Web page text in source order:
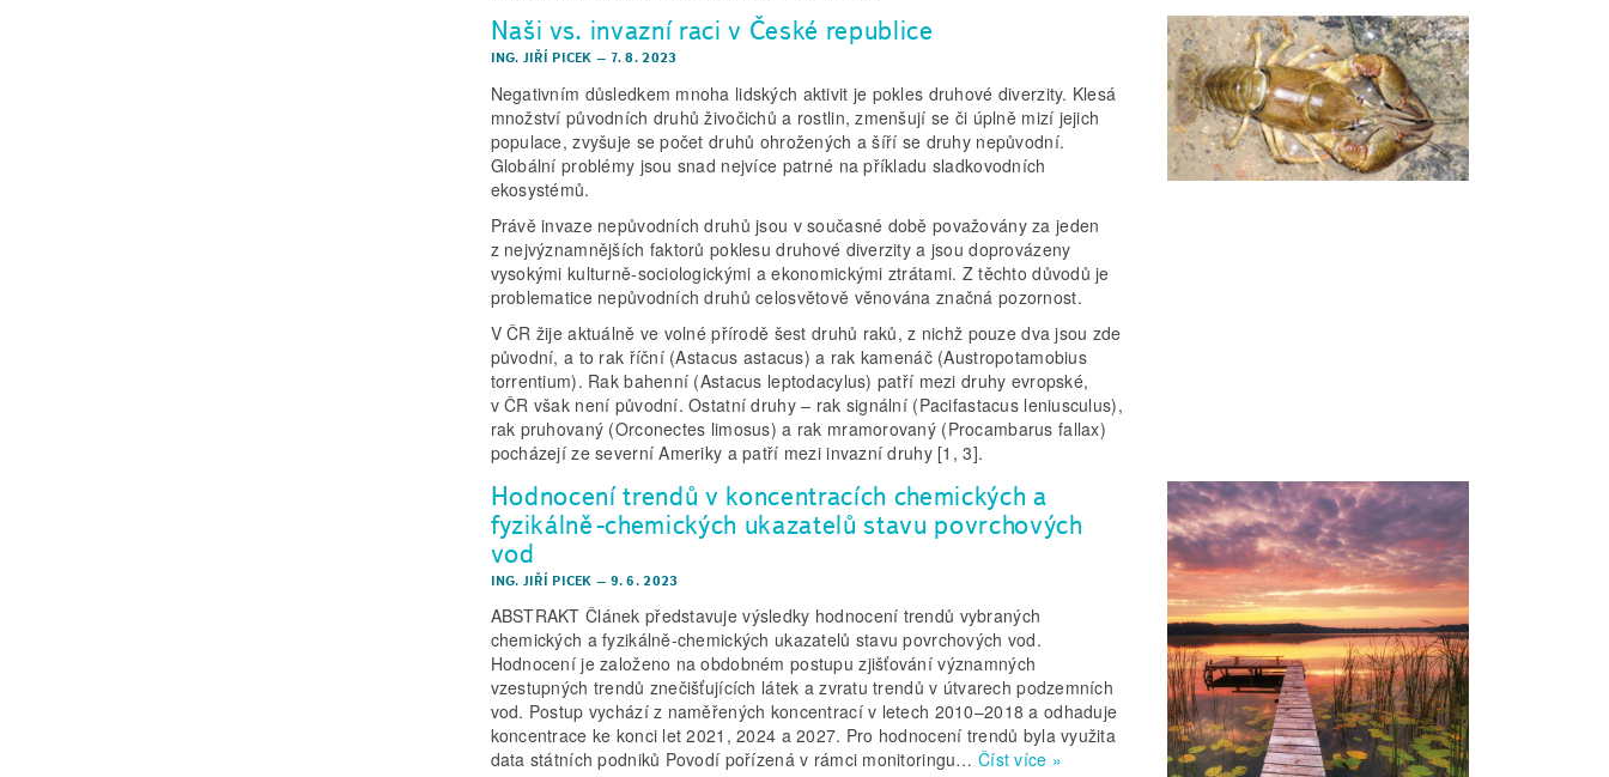
Naši vs. invazní raci v České republice
ING. JIŘÍ PICEK – 7. 8. 2023
Negativním důsledkem mnoha lidských aktivit je pokles druhové diverzity. Klesá
množství původních druhů živočichů a rostlin, zmenšují se či úplně mizí jejich
populace, zvyšuje se počet druhů ohrožených a šíří se druhy nepůvodní.
Globální problémy jsou snad nejvíce patrné na příkladu sladkovodních
ekosystémů.
Právě invaze nepůvodních druhů jsou v současné době považovány za jeden
z nejvýznamnějších faktorů poklesu druhové diverzity a jsou doprovázeny
vysokými kulturně-sociologickými a ekonomickými ztrátami. Z těchto důvodů je
problematice nepůvodních druhů celosvětově věnována značná pozornost.
V ČR žije aktuálně ve volné přírodě šest druhů raků, z nichž pouze dva jsou zde
původní, a to rak říční (Astacus astacus) a rak kamenáč (Austropotamobius
torrentium). Rak bahenní (Astacus leptodacylus) patří mezi druhy evropské,
v ČR však není původní. Ostatní druhy – rak signální (Pacifastacus leniusculus),
rak pruhovaný (Orconectes limosus) a rak mramorovaný (Procambarus fallax)
pocházejí ze severní Ameriky a patří mezi invazní druhy [1, 3].
Hodnocení trendů v koncentracích chemických a
fyzikálně-chemických ukazatelů stavu povrchových
vod
ING. JIŘÍ PICEK – 9. 6. 2023
ABSTRAKT Článek představuje výsledky hodnocení trendů vybraných
chemických a fyzikálně-chemických ukazatelů stavu povrchových vod.
Hodnocení je založeno na obdobném postupu zjišťování významných
vzestupných trendů znečišťujících látek a zvratu trendů v útvarech podzemních
vod. Postup vychází z naměřených koncentrací v letech 2010–2018 a odhaduje
koncentrace ke konci let 2021, 2024 a 2027. Pro hodnocení trendů byla využita
data státních podniků Povodí pořízená v rámci monitoringu…Číst více »